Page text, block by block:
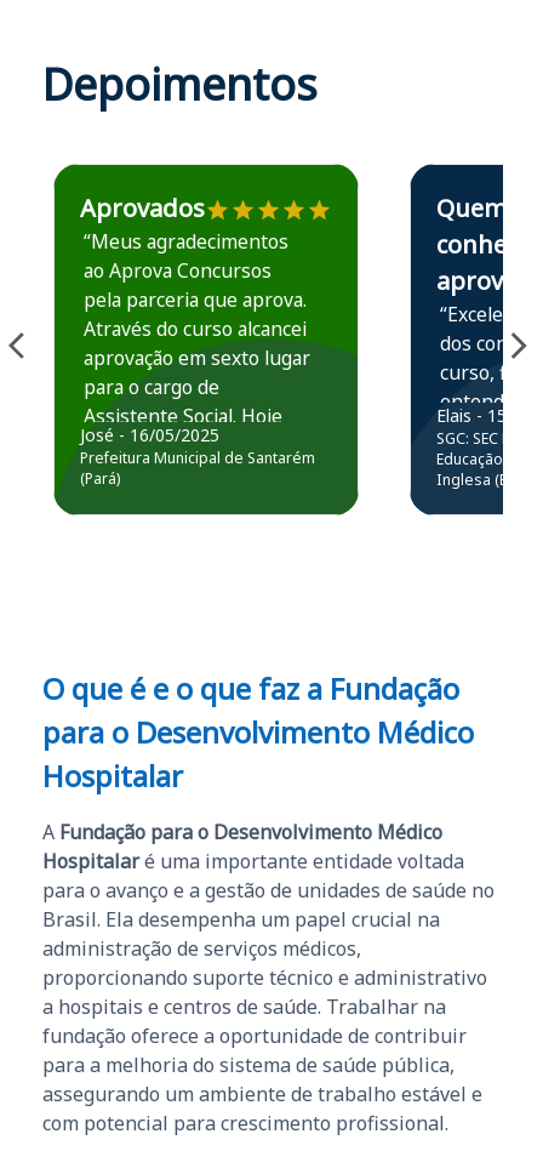
Depoimentos
Estudante José recomenda o Aprova Concursos em
Aprovados
“Meus agradecimentos
ao Aprova Concursos
pela parceria que aprova.
Através do curso alcancei
aprovação em sexto lugar
para o cargo de
Assistente Social. Hoje
estou atuando na
Prefeitura de Santarém.
José - 16/05/2025
Prefeitura Municipal de Santarém
(Pará)
Estudante Elais
Quem
conhece,
aprova
“Excelente
dos
curso,
entender e
prática
resolução
questões.”
Elais - 15/07/
SGC: SEC BA
Educação
Inglesa (Edital
O que é e o que faz a Fundação
para o Desenvolvimento Médico
Hospitalar
A Fundação para o Desenvolvimento Médico
Hospitalaré uma importante entidade voltada
para o avanço e a gestão de unidades de saúde no
Brasil. Ela desempenha um papel crucial na
administração de serviços médicos,
proporcionando suporte técnico e administrativo
a hospitais e centros de saúde. Trabalhar na
fundação oferece a oportunidade de contribuir
para a melhoria do sistema de saúde pública,
assegurando um ambiente de trabalho estável e
com potencial para crescimento profissional.